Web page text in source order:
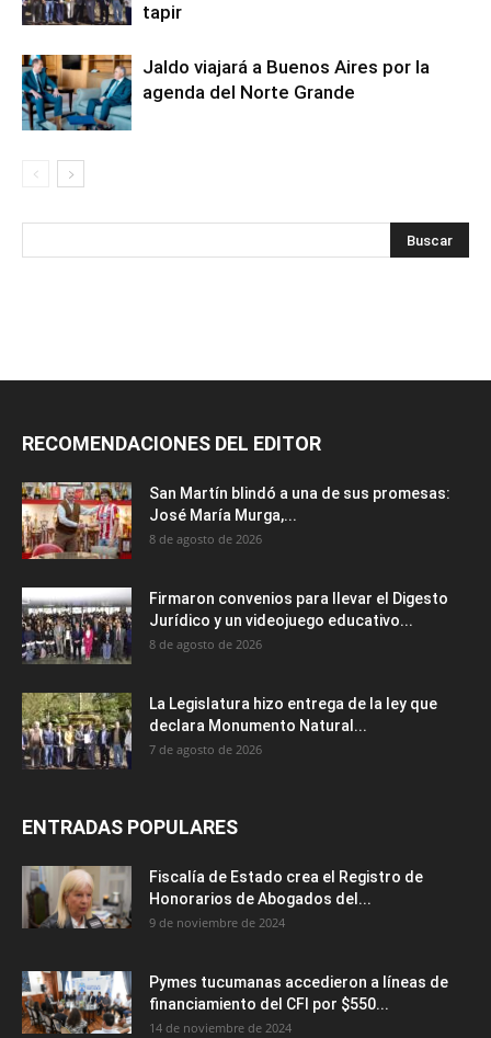
tapir
Jaldo viajará a Buenos Aires por la
agenda del Norte Grande
RECOMENDACIONES DEL EDITOR
San Martín blindó a una de sus promesas:
José María Murga,...
8 de agosto de 2026
Firmaron convenios para llevar el Digesto
Jurídico y un videojuego educativo...
8 de agosto de 2026
La Legislatura hizo entrega de la ley que
declara Monumento Natural...
7 de agosto de 2026
ENTRADAS POPULARES
Fiscalía de Estado crea el Registro de
Honorarios de Abogados del...
9 de noviembre de 2024
Pymes tucumanas accedieron a líneas de
financiamiento del CFI por $550...
14 de noviembre de 2024